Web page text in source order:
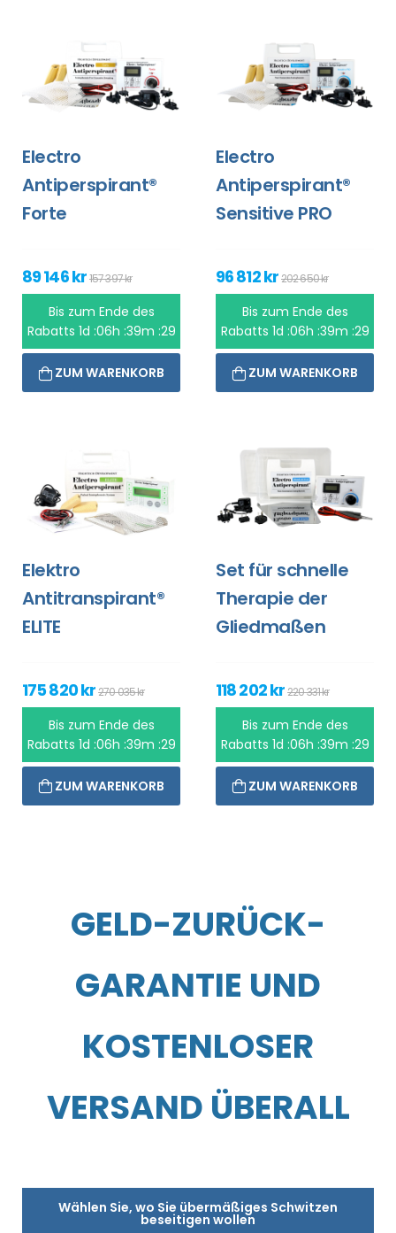
Electro
Antiperspirant®
Forte
89 146 kr157 397 kr
Bis zum Ende des
Rabatts 1d :06h :39m :29
ZUM WARENKORB
Electro
Antiperspirant®
Sensitive PRO
96 812 kr202 650 kr
Bis zum Ende des
Rabatts 1d :06h :39m :29
ZUM WARENKORB
Elektro
Antitranspirant®
ELITE
175 820 kr270 035 kr
Bis zum Ende des
Rabatts 1d :06h :39m :29
ZUM WARENKORB
Set für schnelle
Therapie der
Gliedmaßen
118 202 kr220 331 kr
Bis zum Ende des
Rabatts 1d :06h :39m :29
ZUM WARENKORB
GELD-ZURÜCK-
GARANTIE UND
KOSTENLOSER
VERSAND ÜBERALL
Wählen Sie, wo Sie übermäßiges Schwitzen
beseitigen wollen